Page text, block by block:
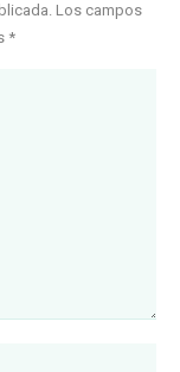
Los campos
*